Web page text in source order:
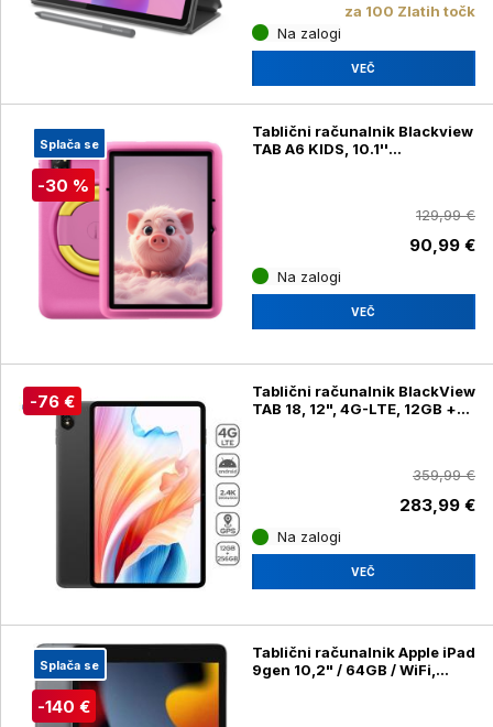
za 100 Zlatih točk
Na zalogi
VEČ
Splača se
-30 %
Tablični računalnik Blackview
TAB A6 KIDS, 10.1''
zvočniki, ovitek, roza (Tab A6
129,99 €
90,99 €
Na zalogi
VEČ
-76 €
Tablični računalnik BlackView
TAB 18, 12", 4G-LTE, 12GB +
359,99 €
283,99 €
Na zalogi
VEČ
Splača se
-140 €
Tablični računalnik Apple iPad
9gen 10,2" / 64GB / WiFi,